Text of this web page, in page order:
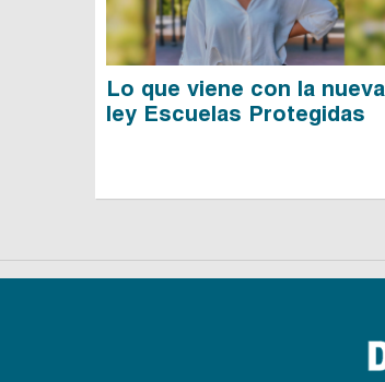
Lo que viene con la nueva
ley Escuelas Protegidas